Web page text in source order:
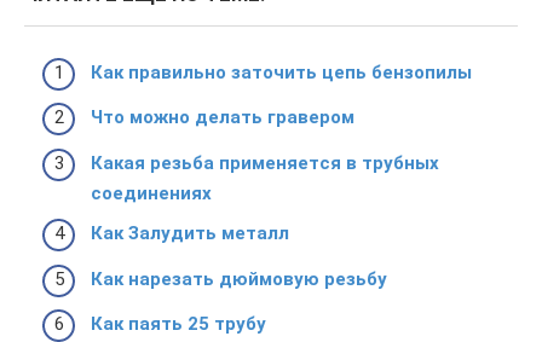
Как правильно заточить цепь бензопилы
Что можно делать гравером
Какая резьба применяется в трубных
соединениях
Как Залудить металл
Как нарезать дюймовую резьбу
Как паять 25 трубу